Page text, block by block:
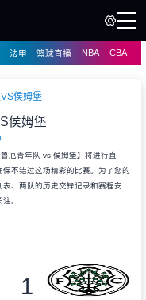
法甲 篮球直播 NBA CBA
侯姆堡
侯姆堡
厄青年队 vs 侯姆堡】将进行直
不错过这场精彩的比赛。为了您的
、两队的历史交锋记录和赛程安
。
1